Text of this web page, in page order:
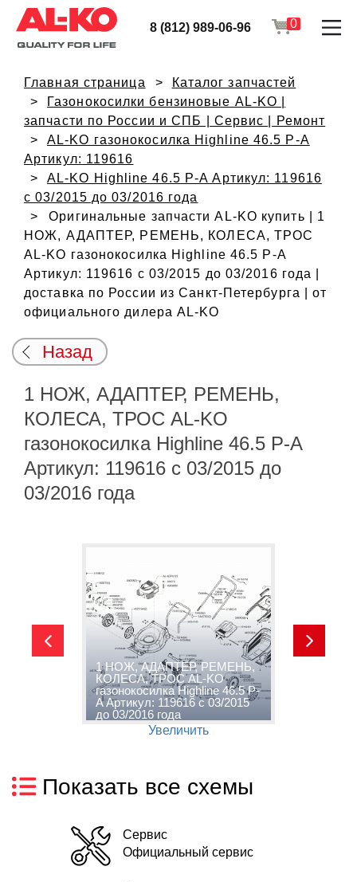
8 (812) 989-06-96 0
Главная страница
Каталог запчастей
Газонокосилки бензиновые AL-KO |
запчасти по России и СПБ | Сервис | Ремонт
AL-KO газонокосилка Highline 46.5 P-A
Артикул: 119616
AL-KO Highline 46.5 P-A Артикул: 119616
с 03/2015 до 03/2016 года
Оригинальные запчасти AL-KO купить | 1
НОЖ, АДАПТЕР, РЕМЕНЬ, КОЛЕСА, ТРОС
AL-KO газонокосилка Highline 46.5 P-A
Артикул: 119616 с 03/2015 до 03/2016 года |
доставка по России из Санкт-Петербурга | от
официального дилера AL-KO
Назад
1 НОЖ, АДАПТЕР, РЕМЕНЬ,
КОЛЕСА, ТРОС AL-KO
газонокосилка Highline 46.5 P-A
Артикул: 119616 с 03/2015 до
03/2016 года
1 НОЖ, АДАПТЕР, РЕМЕНЬ,
КОЛЕСА, ТРОС AL-KO
газонокосилка Highline 46.5 P-
A Артикул: 119616 с 03/2015
до 03/2016 года
Увеличить
Показать все схемы
Сервис
Официальный сервис